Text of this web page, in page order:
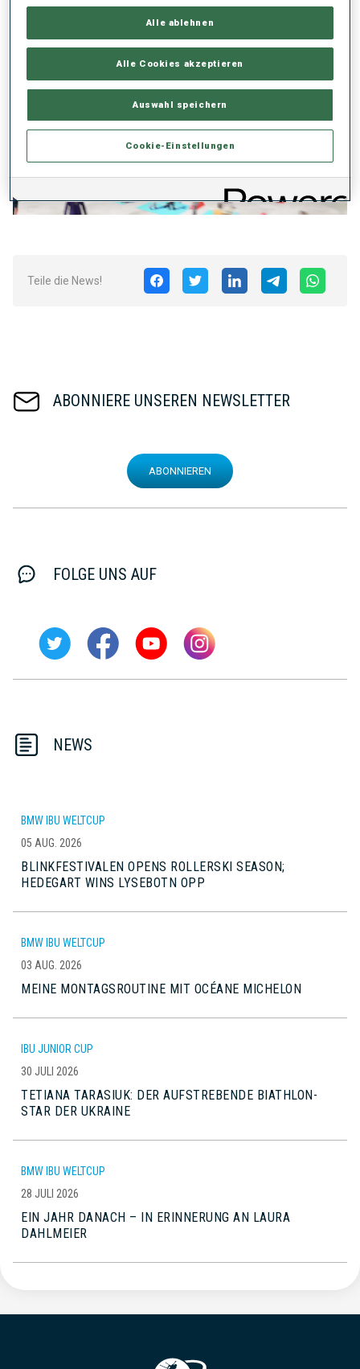
Munich
Play
Video
Teile die News!
ABONNIERE UNSEREN NEWSLETTER
ABONNIEREN
FOLGE UNS AUF
NEWS
BMW IBU WELTCUP
05 AUG. 2026
BLINKFESTIVALEN OPENS ROLLERSKI SEASON;
HEDEGART WINS LYSEBOTN OPP
BMW IBU WELTCUP
03 AUG. 2026
MEINE MONTAGSROUTINE MIT OCÉANE MICHELON
IBU JUNIOR CUP
30 JULI 2026
TETIANA TARASIUK: DER AUFSTREBENDE BIATHLON-
STAR DER UKRAINE
BMW IBU WELTCUP
28 JULI 2026
EIN JAHR DANACH – IN ERINNERUNG AN LAURA
DAHLMEIER
Alle ablehnen
Alle Cookies akzeptieren
Auswahl speichern
Cookie-Einstellungen